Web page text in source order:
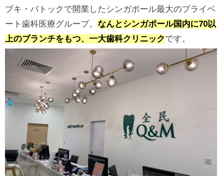
ブキ・バトックで開業したシンガポール最大のプライベ
ート歯科医療グループ。 なんとシンガポール国内に70以
上のブランチをもつ、一大歯科クリニックです。